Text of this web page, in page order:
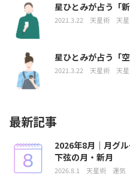
星ひとみが占う「
2021.3.22 天星術 天
星ひとみが占う「
2021.3.22 天星術 天
最新記事
2026年8月｜月グ
下弦の月・新月
2026.8.1 天星術 運気